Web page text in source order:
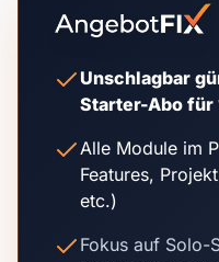
Unschlagbar
Starter-Abo für
Alle Module im
Features,
etc.)
Fokus auf Solo-